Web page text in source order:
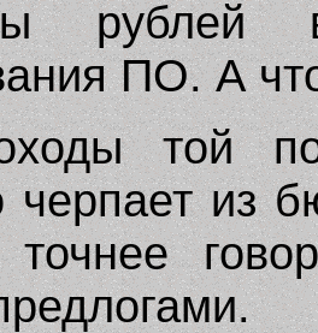
рублей в
ПО. А
той
черпает из